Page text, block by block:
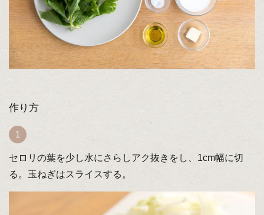
作り方
セロリの葉を少し水にさらしアク抜きをし、1cm幅に切
る。玉ねぎはスライスする。